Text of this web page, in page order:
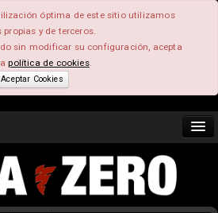
óptima de este sitio utilizamos
propias y de terceros.
sin modificar su configuración, acepta
política de cookies.
Aceptar Cookies